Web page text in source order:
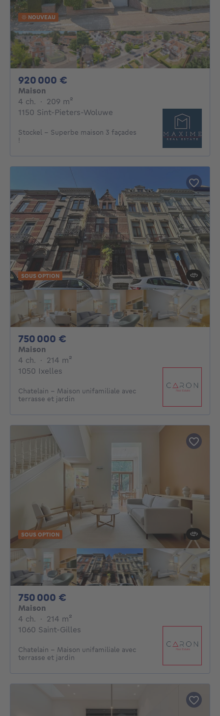
NOUVEAU
920 000 €
Maison
4 ch. 4 chambres
· 209 m²
1150 Sint-Pieters-Woluwe
Stockel - Superbe maison 3 façades
!
SOUS OPTION
750 000 €
Maison
4 ch. 4 chambres
· 214 m²
1050 Ixelles
Chatelain - Maison unifamiliale avec
terrasse et jardin
SOUS OPTION
750 000 €
Maison
4 ch. 4 chambres
· 214 m²
1060 Saint-Gilles
Chatelain - Maison unifamiliale avec
terrasse et jardin